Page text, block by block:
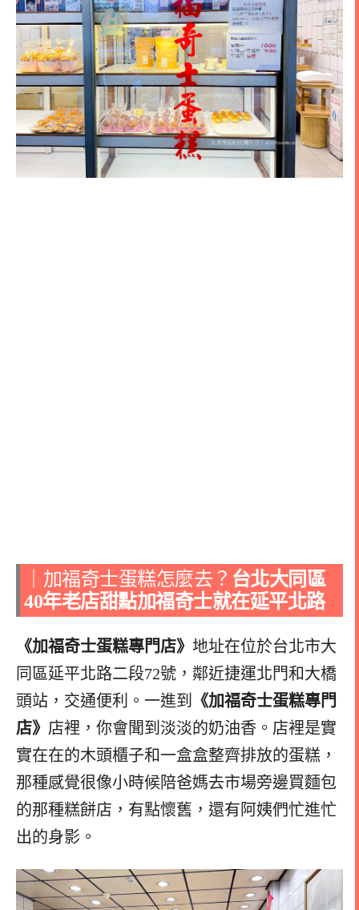
｜加福奇士蛋糕怎麼去？ 台北大同區
40年老店甜點加福奇士就在延平北路
《加福奇士蛋糕專門店》 地址在位於台北市大
同區延平北路二段72號，鄰近捷運北門和大橋
頭站，交通便利。 一進到
《加福奇士蛋糕專門
店》 店裡，你會聞到淡淡的奶油香。店裡是實
實在在的木頭櫃子和一盒盒整齊排放的蛋糕，
那種感覺很像小時候陪爸媽去市場旁邊買麵包
的那種糕餅店，有點懷舊，還有阿姨們忙進忙
出的身影。